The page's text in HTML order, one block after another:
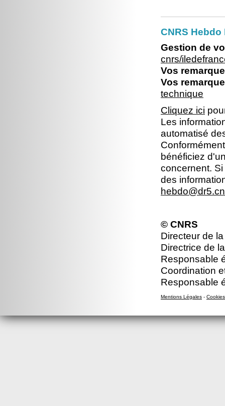
CNRS
Gestion de
cnrs/
Vos
Vos
technique
Cliquez ici
Les
automatisé
bénéficiez
concernent.
des
© CNRS
Directeur de
Directrice de
Responsable
Coordination
Responsable
Mentions Légales - Cookies